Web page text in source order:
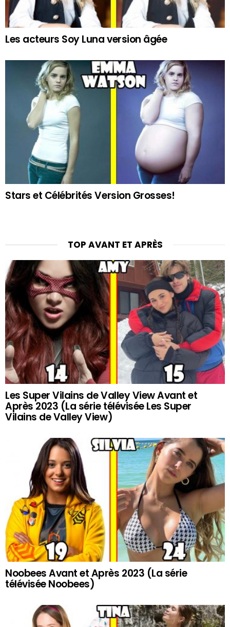
Les acteurs Soy Luna version âgée
Stars et Célébrités Version Grosses!
TOP AVANT ET APRÈS
Les Super Vilains de Valley View Avant et
Après 2023 (La série télévisée Les Super
Vilains de Valley View)
Noobees Avant et Après 2023 (La série
télévisée Noobees)